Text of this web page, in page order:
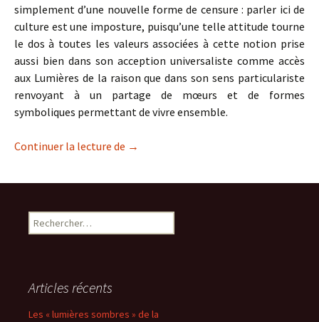
simplement d’une nouvelle forme de censure : parler ici de
culture est une imposture, puisqu’une telle attitude tourne
le dos à toutes les valeurs associées à cette notion prise
aussi bien dans son acception universaliste comme accès
aux Lumières de la raison que dans son sens particulariste
renvoyant à un partage de mœurs et de formes
symboliques permettant de vivre ensemble.
Continuer la lecture de « Cancel culture » ou barbarie ?
→
Rechercher :
Articles récents
Les « lumières sombres » de la